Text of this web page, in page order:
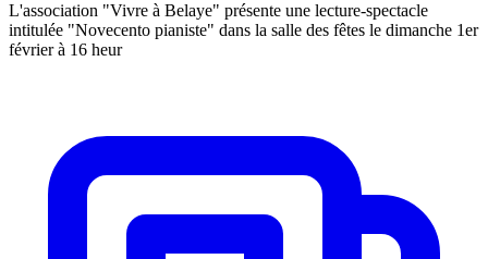
L'association "Vivre à Belaye" présente une lecture-spectacle
intitulée "Novecento pianiste" dans la salle des fêtes le dimanche 1er
février à 16 heur